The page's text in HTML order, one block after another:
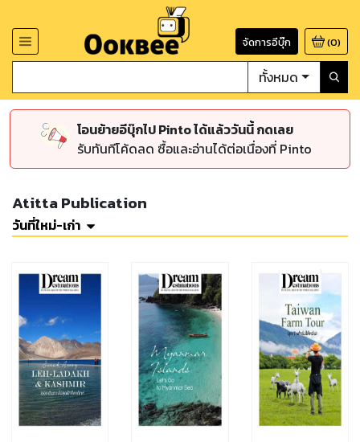
จัดการอีบุ๊ก (0)
ทั้งหมด
โอนย้ายอีบุ๊กไป Pinto ได้แล้ววันนี้ กดเลย
รับทันทีโค้ดลด ซื้อและอ่านได้ต่อเนื่องที่ Pinto
Atitta Publication
วันที่ใหม่-เก่า